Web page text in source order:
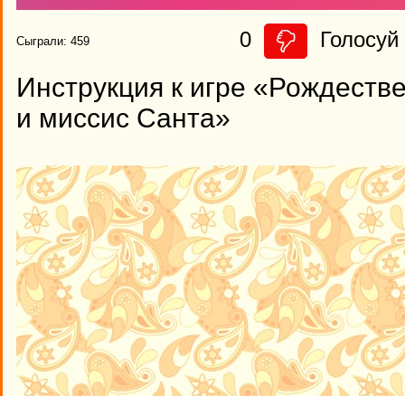
Сыграли: 459 0 Голосуй
Инструкция к игре
и миссис Санта»